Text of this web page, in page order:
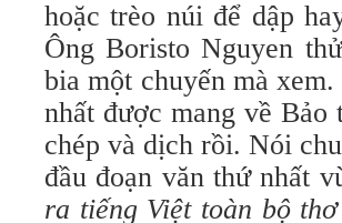
hoặc trèo núi để dập
Ông Boristo Nguyen
bia một chuyến mà
nhất được mang về
chép và dịch rồi. Nói
đầu đoạn văn thứ nhất
ra tiếng Việt toàn bộ